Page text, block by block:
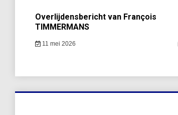
Overlijdensbericht van François
TIMMERMANS
11 mei 2026